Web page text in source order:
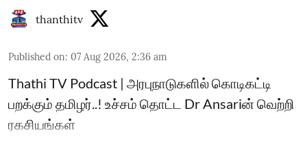
thanthitv
Published on: 07 Aug 2026, 2:36 am
Thathi TV Podcast | அரபுநாடுகளில் கொடிகட்டி
பறக்கும் தமிழர்..! உச்சம் தொட்ட Dr Ansariன் வெற்றி
ரகசியங்கள்